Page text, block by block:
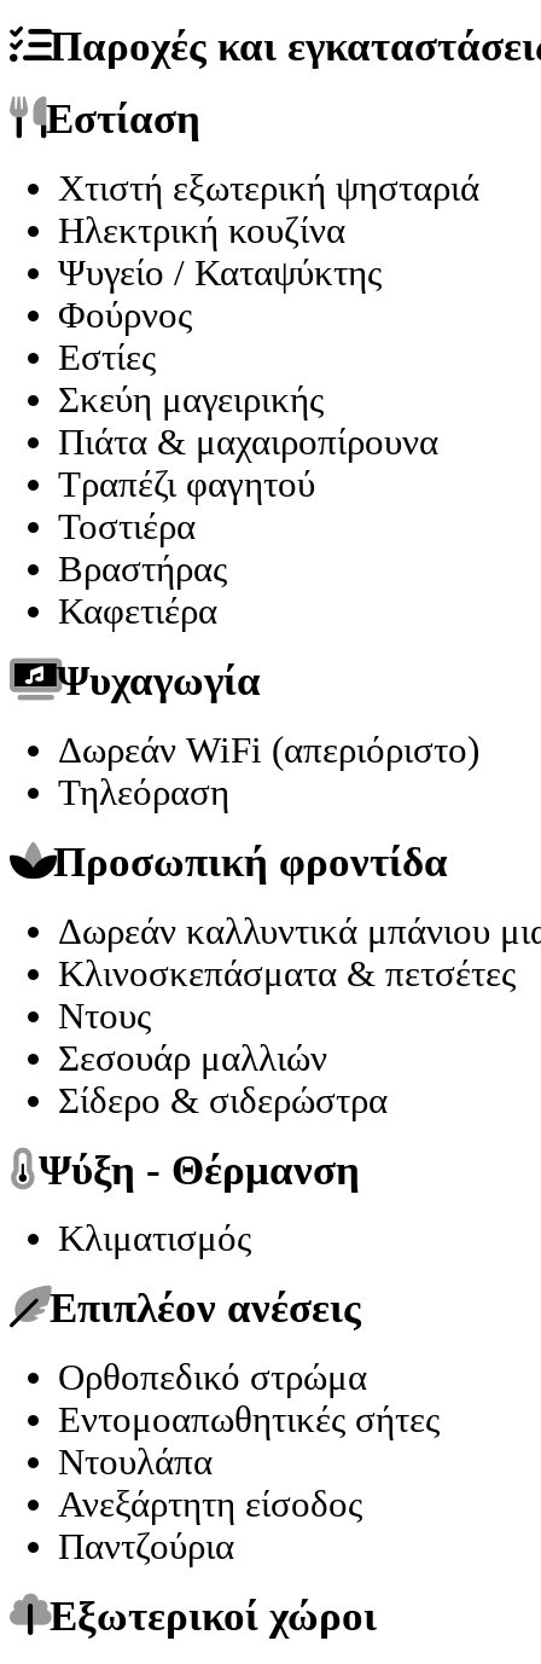
Παροχές και
Εστίαση
Χτιστή εξωτερική ψησταριά
Ηλεκτρική κουζίνα
Ψυγείο / Καταψύκτης
Φούρνος
Εστίες
Σκεύη μαγειρικής
Πιάτα & μαχαιροπίρουνα
Τραπέζι φαγητού
Τοστιέρα
Βραστήρας
Καφετιέρα
Ψυχαγωγία
Δωρεάν WiFi (απεριόριστο)
Τηλεόραση
Προσωπική φροντίδα
Δωρεάν καλλυντικά μπάνιου
Κλινοσκεπάσματα & πετσέτες
Ντους
Σεσουάρ μαλλιών
Σίδερο & σιδερώστρα
Ψύξη - Θέρμανση
Κλιματισμός
Επιπλέον ανέσεις
Ορθοπεδικό στρώμα
Εντομοαπωθητικές σήτες
Ντουλάπα
Ανεξάρτητη είσοδος
Παντζούρια
Εξωτερικοί χώροι